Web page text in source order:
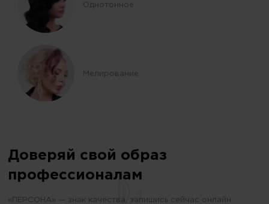
Однотонное
Мелирование
Доверяй свой образ
профессионалам
«ПЕРСОНА» — знак качества, запишись сейчас онлайн